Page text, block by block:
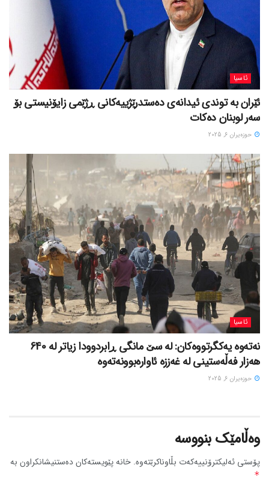
ئاسیا
ئێران بە توندی ئیدانەی دەستدرێژییەکانی ڕژێمی زایۆنیستی بۆ
سەر لوبنان دەکات
حوزه‌یران 6, 2025
ئاسیا
نەتەوە یەکگرتووەکان: لە سێ مانگی ڕابردوودا زیاتر لە 640
هەزار فەڵەستینی لە غەززە ئاوارەبوونەتەوە
حوزه‌یران 6, 2025
وەڵامێک بنووسە
پۆستی ئەلیکترۆنییەکەت بڵاوناکرێتەوە. خانە پێویستەکان دەستنیشانکراون بە
*